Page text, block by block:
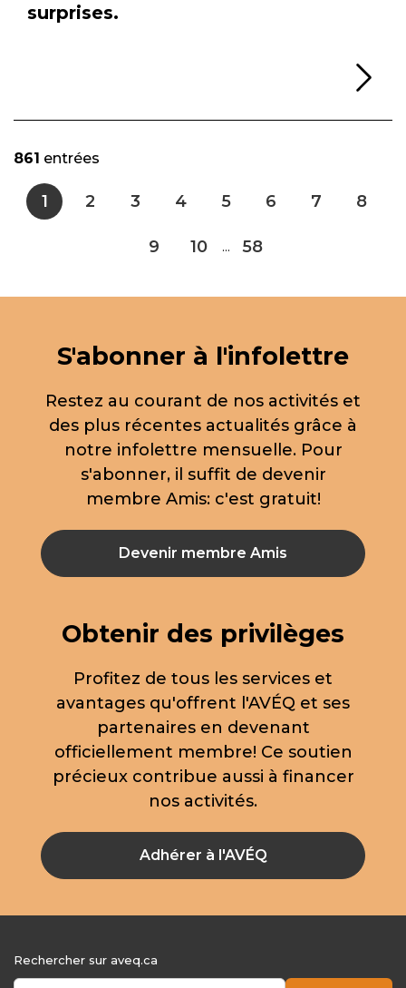
surprises.
861 entrées
1 2 3 4 5 6 7 8
9 10 ... 58
S'abonner à l'infolettre
Restez au courant de nos activités et
des plus récentes actualités grâce à
notre infolettre mensuelle. Pour
s'abonner, il suffit de devenir
membre Amis: c'est gratuit!
Devenir membre Amis
Obtenir des privilèges
Profitez de tous les services et
avantages qu'offrent l'AVÉQ et ses
partenaires en devenant
officiellement membre! Ce soutien
précieux contribue aussi à financer
nos activités.
Adhérer à l'AVÉQ
Rechercher sur aveq.ca